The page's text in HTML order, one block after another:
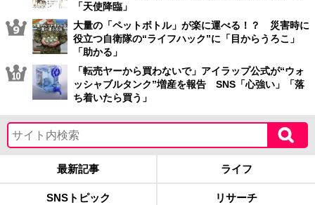
「天使降臨」
大量の「ペットボトル」が楽に運べる！？ 災害時に
役立つ自衛隊の“ライフハック”に「目からうろこ」
「助かる」
「転売ヤーから買わないで」アイラップ公式が“ウォ
ッシャブルタンク”増産を報告 SNS「心強い」「落
ち着いたら買う」
最新記事 ライフ
SNSトピック リサーチ